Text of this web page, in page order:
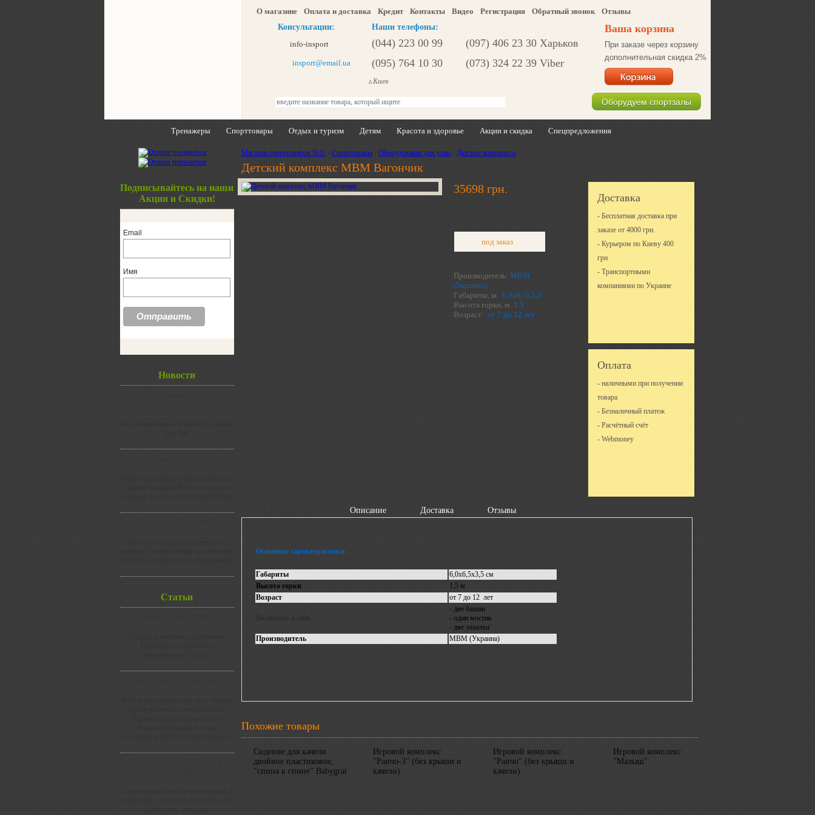
О магазине Оплата и доставка Кредит Контакты Видео Регистрация Обратный звонок
Отзывы
Консультации:
Наши телефоны: Ваша корзина
При заказе через корзину
дополнительная скидка 2%
info-insport (044) 223 00 99 (097) 406 23 30 Харьков
insport@email.ua (095) 764 10 30 (073) 324 22 39 Viber
г.Киев
Оборудуем спортзалы
Тренажеры Спорттовары Отдых и туризм Детям Красота и здоровье Акции и скидка Спецпредложения
Подписывайтесь на наши
Акции и Скидки!
Email
Имя
Новости
Статьи
Магазин спорттоваров №① › Спорттовары › Оборудование для улиц› Детские комплексы ›
Детский комплекс МВМ Вагончик
35698 грн.
под заказ
Производитель: МВМ
(Украина)
Габариты, м: 6,0х6,5х3,5
Высота горки, м: 1,5
Возраст: от 7 до 12 лет
Доставка
- Бесплатная доставка при
заказе от 4000 грн.
- Курьером по Киеву 400
грн
- Транспортными
компаниями по Украине
Оплата
- наличными при получении
товара
- Безналичный платеж
- Расчётный счёт
- Webmoney
Описание Доставка Отзывы
Основные характеристики:
Габариты
6,0х6,5х3,5 см
Высота горки
1,5 м
Возраст
от 7 до 12 лет
Включает в себя
- две башни
- один мостик
- две лазалки
Производитель
МВМ (Украина)
Похожие товары
Сидение для качели
двойное пластиковое,
"спина к спине" Babygrai
Игровой комплекс
"Ранчо-3" (без крыши и
качели)
Игровой комплекс
"Ранчо" (без крыши и
качели)
Игровой комплекс
"Малыш"